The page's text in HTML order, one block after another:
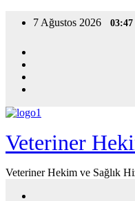
7 Ağustos 2026 03:47
Veteriner
Veteriner Hekim ve Sağlık